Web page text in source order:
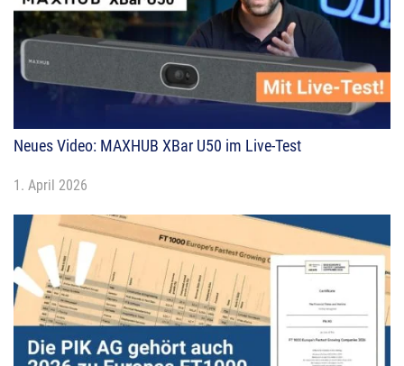
Neues Video: MAXHUB XBar U50 im Live-Test
1. April 2026